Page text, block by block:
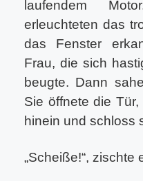
laufendem
erleuchteten das
das Fenster
Frau, die sich
beugte. Dann
Sie öffnete die
hinein und schloss
„Scheiße!“, zischte